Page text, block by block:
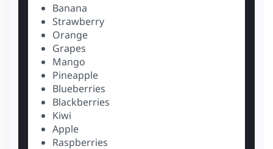
Banana
Strawberry
Orange
Grapes
Mango
Pineapple
Blueberries
Blackberries
Kiwi
Apple
Raspberries